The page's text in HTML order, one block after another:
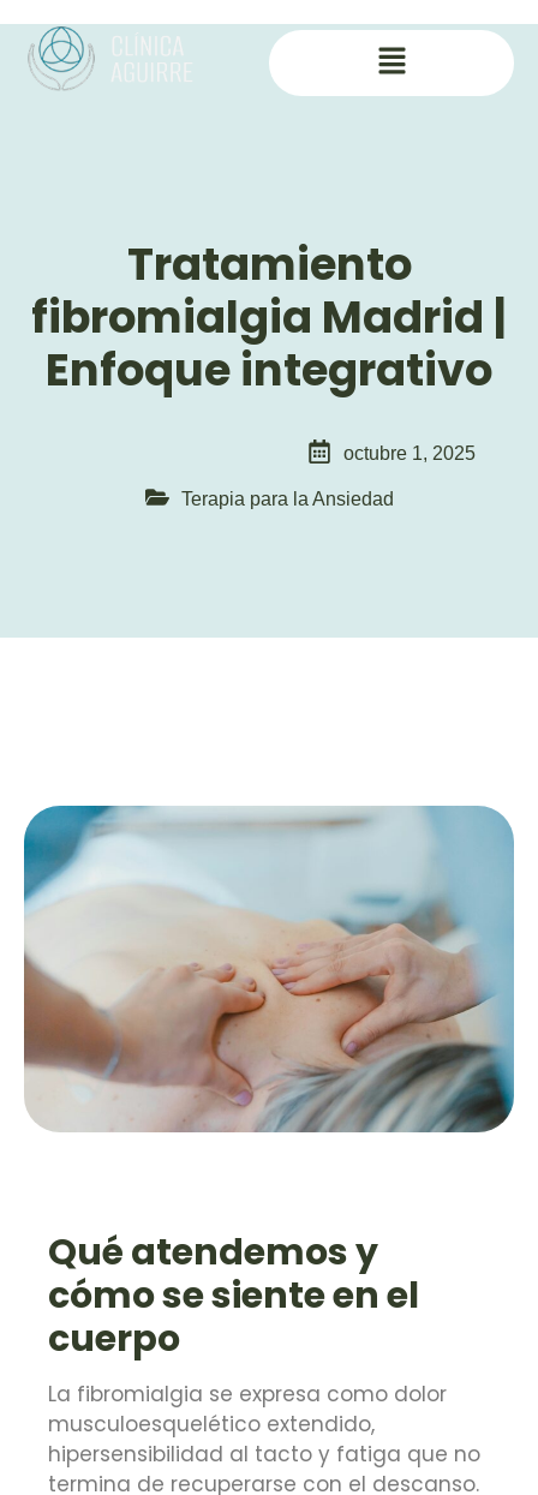
Tratamiento
fibromialgia Madrid |
Enfoque integrativo
octubre 1, 2025
Terapia para la Ansiedad
Qué atendemos y
cómo se siente en el
cuerpo
La fibromialgia se expresa como dolor
musculoesquelético extendido,
hipersensibilidad al tacto y fatiga que no
termina de recuperarse con el descanso.